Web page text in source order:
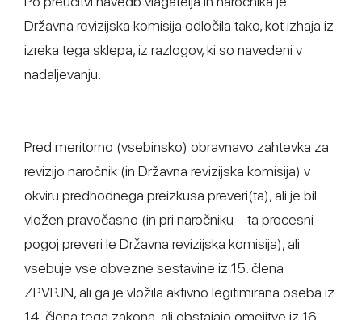
Državna revizijska komisija odločila tako, kot izhaja iz
izreka tega sklepa, iz razlogov, ki so navedeni v
nadaljevanju.
Pred meritorno (vsebinsko) obravnavo zahtevka za
revizijo naročnik (in Državna revizijska komisija) v
okviru predhodnega preizkusa preveri(ta), ali je bil
vložen pravočasno (in pri naročniku – ta procesni
pogoj preveri le Državna revizijska komisija), ali
vsebuje vse obvezne sestavine iz 15. člena
ZPVPJN, ali ga je vložila aktivno legitimirana oseba iz
14. člena tega zakona, ali obstajajo omejitve iz 16.